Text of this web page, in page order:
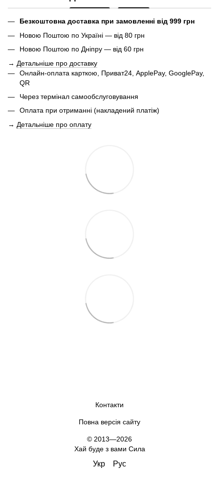
Безкоштовна доставка при замовленні від 999 грн
Новою Поштою по Україні — від 80 грн
Новою Поштою по Дніпру — від 60 грн
→ Детальніше про доставку
Онлайн-оплата карткою, Приват24, ApplePay, GooglePay,
QR
Через термінал самообслуговування
Оплата при отриманні (накладений платіж)
→ Детальніше про оплату
Контакти
Повна версія сайту
© 2013—2026
Хай буде з вами Сила
Укр Рус